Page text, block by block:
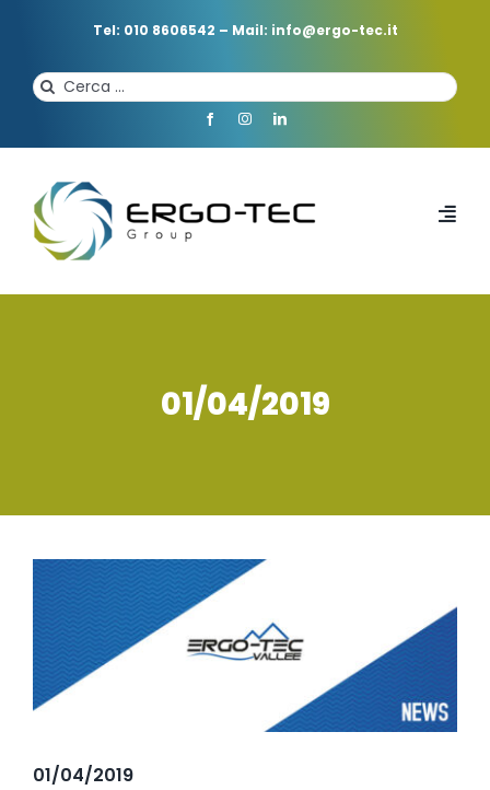
Tel: 010 8606542 – Mail: info@ergo-tec.it
Cerca
per:
HOME
SERVIZI
EVENTI NOVITÀ
01/04/2019
Ingrandisci
immagine
01/04/2019